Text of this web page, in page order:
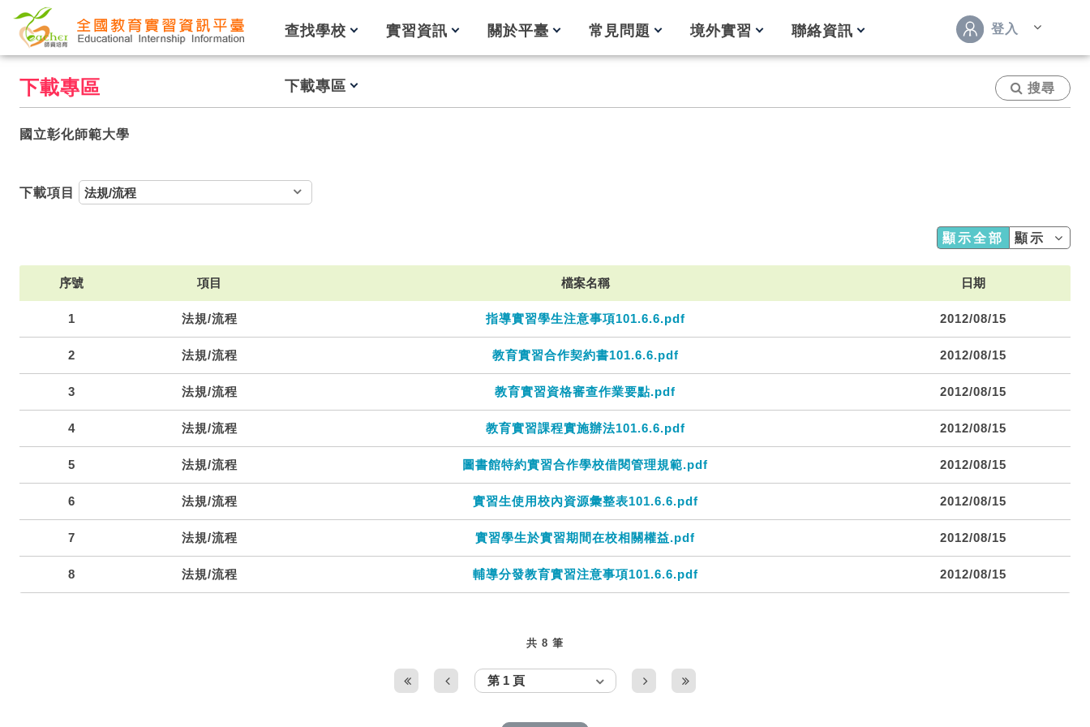
跳到主要內容
查找學校 實習資訊 關於平臺 常見問題 境外實習 聯絡資訊
下載專區
登入
下載專區 搜尋
國立彰化師範大學
下載項目
顯示全部 顯示
序號 項目 檔案名稱 日期
1 法規/流程 指導實習學生注意事項101.6.6.pdf 2012/08/15
2 法規/流程 教育實習合作契約書101.6.6.pdf 2012/08/15
3 法規/流程 教育實習資格審查作業要點.pdf 2012/08/15
4 法規/流程 教育實習課程實施辦法101.6.6.pdf 2012/08/15
5 法規/流程 圖書館特約實習合作學校借閱管理規範.pdf 2012/08/15
6 法規/流程 實習生使用校內資源彙整表101.6.6.pdf 2012/08/15
7 法規/流程 實習學生於實習期間在校相關權益.pdf 2012/08/15
8 法規/流程 輔導分發教育實習注意事項101.6.6.pdf 2012/08/15
共 8 筆